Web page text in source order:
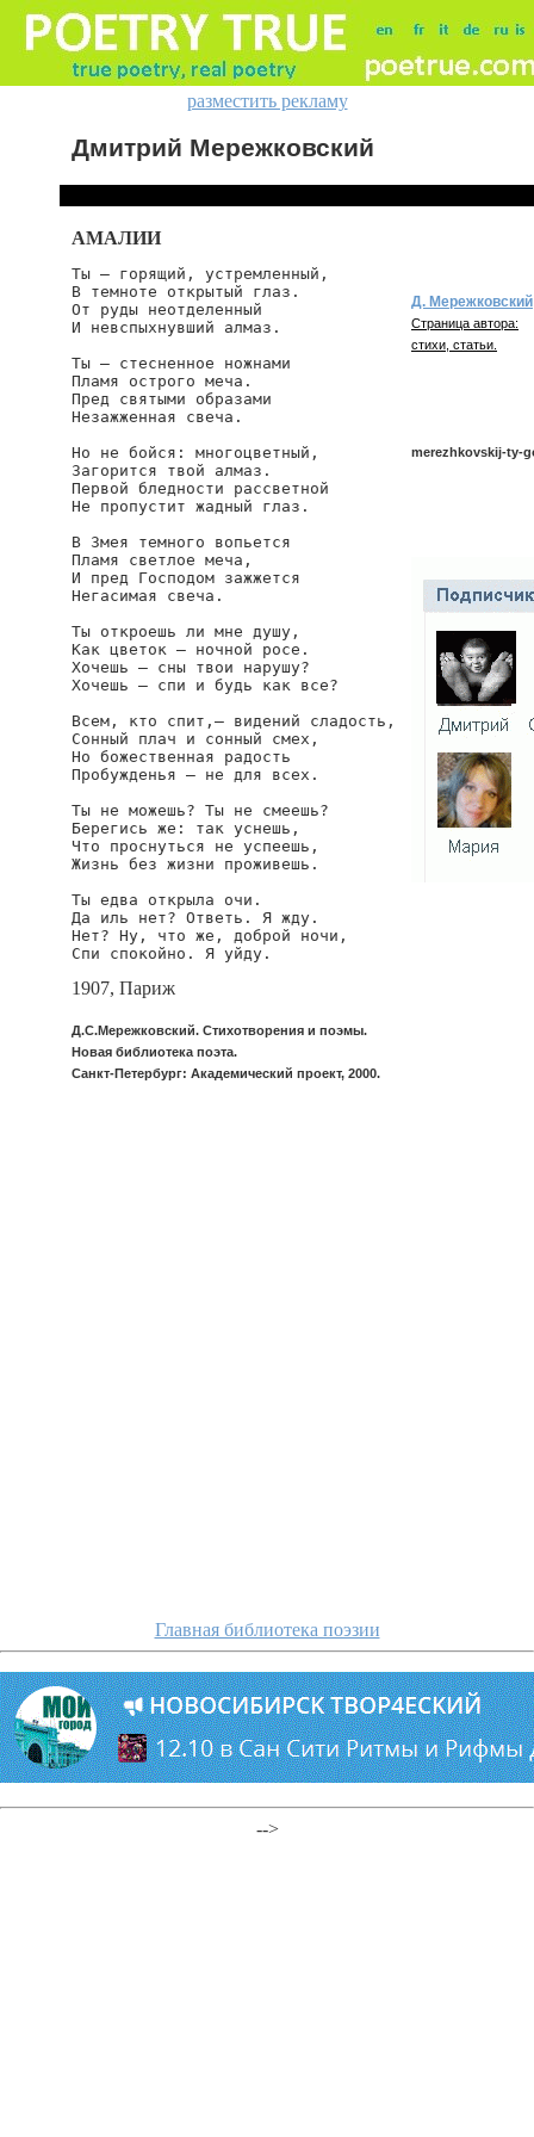
разместить рекламу
Дмитрий Мережковский
АМАЛИИ
Ты — горящий, устремленный,
В темноте открытый глаз.
От руды неотделенный
И невспыхнувший алмаз.
Ты — стесненное ножнами
Пламя острого меча.
Пред святыми образами
Незажженная свеча.
Но не бойся: многоцветный,
Загорится твой алмаз.
Первой бледности рассветной
Не пропустит жадный глаз.
В Змея темного вопьется
Пламя светлое меча,
И пред Господом зажжется
Негасимая свеча.
Ты откроешь ли мне душу,
Как цветок — ночной росе.
Хочешь — сны твои нарушу?
Хочешь — спи и будь как все?
Всем, кто спит,— видений сладость,
Сонный плач и сонный смех,
Но божественная радость
Пробужденья — не для всех.
Ты не можешь? Ты не смеешь?
Берегись же: так уснешь,
Что проснуться не успеешь,
Жизнь без жизни проживешь.
Ты едва открыла очи.
Да иль нет? Ответь. Я жду.
Нет? Ну, что же, доброй ночи,
Спи спокойно. Я уйду.
1907, Париж
Д.С.Мережковский. Стихотворения и поэмы.
Новая библиотека поэта.
Санкт-Петербург: Академический проект, 2000.
Д. Мережковский
Страница автора:
стихи, статьи.
merezhkovskij-ty-
Главная библиотека поэзии
-->